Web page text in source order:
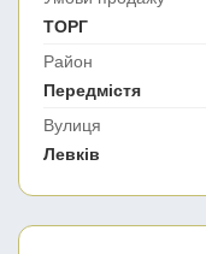
ТОРГ
Район
Передмістя
Вулиця
Левків